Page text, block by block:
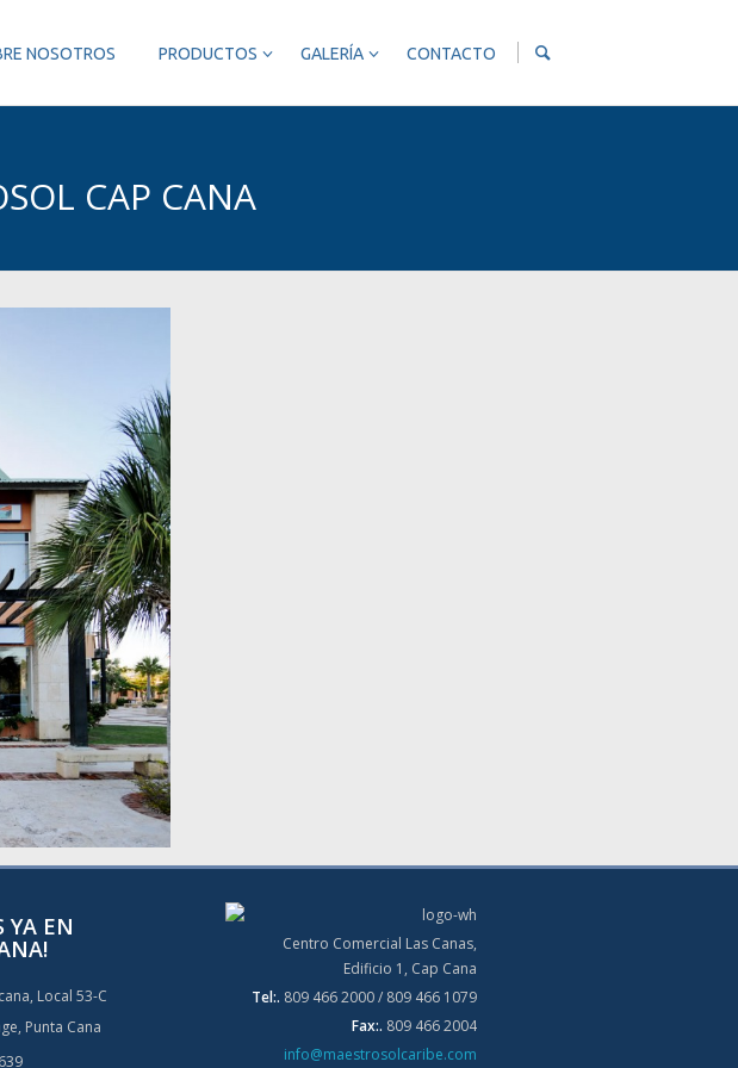
NOSOTROS PRODUCTOS GALERÍA CONTACTO
CAP CANA
YA EN
Local 53-C
Punta Cana
Centro Comercial Las Canas,
Edificio 1, Cap Cana
Tel:. 809 466 2000 / 809 466 1079
Fax:. 809 466 2004
info@maestrosolcaribe.com